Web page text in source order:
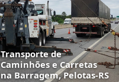
Transporte de
Caminhões e Carretas
na Barragem, Pelotas‑RS